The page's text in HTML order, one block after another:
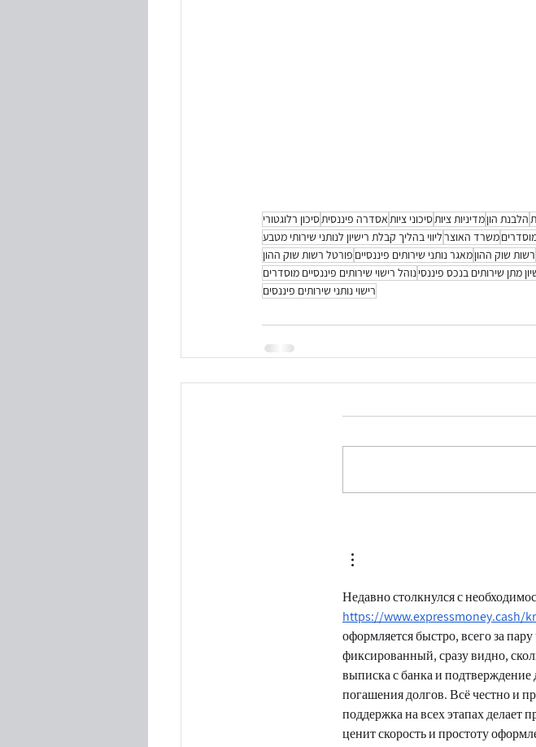
הלבנת הוןמדיניות ציותסיכוני ציות אסדרה פיננסיתסיכון רלוגטורי
משרד האוצרליווי בהליך קבלת רישיון לנותני שירותי מטבע
רשות שוק ההוןמאגר נותני שירותים פיננסיים פורטל רשות שוק ההון
מתן שירותים בנכס פיננסינוהל רישוי שירותים פיננסיים מוסדרים
רישוי נותני שירותים פיננסים
Недавно столкнулся с
https://www.expressmoney.cash/
оформляется быстро, всего за
фиксированный, сразу видно,
выписка с банка и подтверждение
погашения долгов. Всё честно и
поддержка на всех этапах
ценит скорость и простоту